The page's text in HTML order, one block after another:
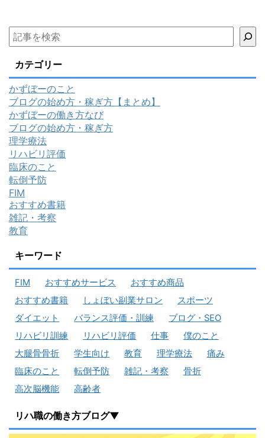
カテゴリー
かずぼーのこと
ブログの始め方・稼ぎ方【まとめ】
かずぼーの働き方なび
ブログの始め方・稼ぎ方
理学療法
リハビリ評価
臨床のこと
転倒予防
FIM
おすすめ書籍
雑記・考察
教育
キーワード
FIM おすすめサービス
おすすめ商品
おすすめ書籍
しょぼい副業サロン
スポーツ
ダイエット
バランス評価・訓練
ブログ・SEO
リハビリ訓練
リハビリ評価 仕事
僕のこと
大腿骨骨折
学生向け 教育 理学療法
痛み
臨床のこと
転倒予防 雑記・考察
骨折
高次脳機能
高齢者
リハ職の働き方ブログ▼